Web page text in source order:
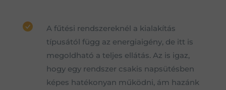
A fűtési rendszereknél a kialakítás
típusától függ az energiaigény, de itt is
megoldható a teljes ellátás. Az is igaz,
hogy egy rendszer csakis napsütésben
képes hatékonyan működni, ám hazánk